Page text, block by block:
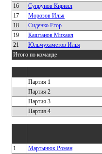
16
Супрунов Кирилл
17
Морозов Илья
18
Сиденко Егор
19
Каштанов Михаил
21
Юльмухаметов Илья
Итого по команде
Партия 1
Партия 2
Партия 3
Партия 4
1
Мартынюк Роман